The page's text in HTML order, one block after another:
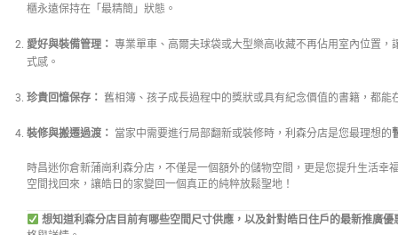
櫃永遠保持在「最精簡」狀態。
愛好與裝備管理： 專業單車、高爾夫球袋或大型樂高收藏不再佔用室內位置，
式感。
珍貴回憶保存： 舊相簿、孩子成長過程中的獎狀或具有紀念價值的書籍，都能
裝修與搬遷過渡： 當家中需要進行局部翻新或裝修時，利森分店是您最理想的
時昌迷你倉新蒲崗利森分店，不僅是一個額外的儲物空間，更是您提升生活幸
空間找回來，讓皓日的家變回一個真正的純粹放鬆聖地！
想知道利森分店目前有哪些空間尺寸供應，以及針對皓日住戶的最新推廣優